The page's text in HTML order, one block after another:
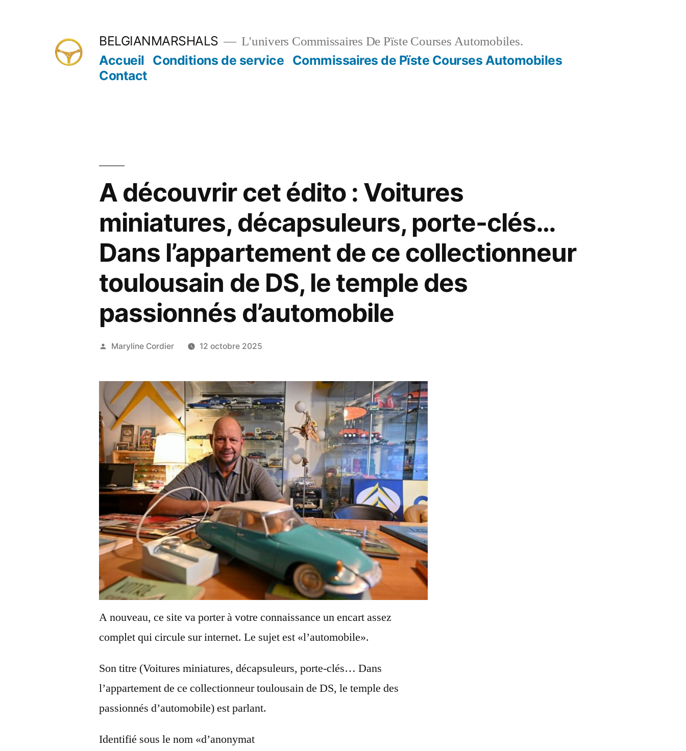
BELGIANMARSHALS L'univers Commissaires De Pïste Courses Automobiles.
Accueil Conditions de service Commissaires de Pïste Courses Automobiles
Contact
A découvrir cet édito : Voitures
miniatures, décapsuleurs, porte-clés…
Dans l’appartement de ce collectionneur
toulousain de DS, le temple des
passionnés d’automobile
Publié
Maryline Cordier 12 octobre 2025
A nouveau, ce site va porter à votre connaissance un encart assez
complet qui circule sur internet. Le sujet est «l’automobile».
Son titre (Voitures miniatures, décapsuleurs, porte-clés… Dans
l’appartement de ce collectionneur toulousain de DS, le temple des
passionnés d’automobile) est parlant.
Identifié sous le nom «d’anonymat